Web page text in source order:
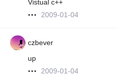
Vistual c++
2009-01-04
czbever
up
2009-01-04